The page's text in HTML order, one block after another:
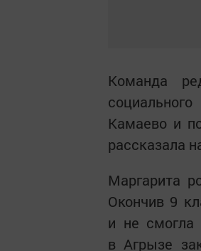
Команда
Камаево и
рассказала
Маргарита
Окончив 9
и не смогла
в Агрызе